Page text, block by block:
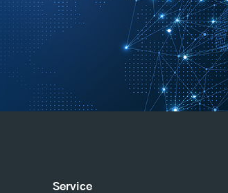
Service